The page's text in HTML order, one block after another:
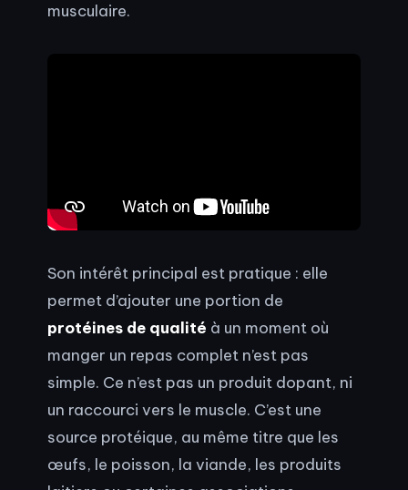
musculaire.
Son intérêt principal est pratique : elle
permet d’ajouter une portion de
protéines de qualité à un moment où
manger un repas complet n’est pas
simple. Ce n’est pas un produit dopant, ni
un raccourci vers le muscle. C’est une
source protéique, au même titre que les
œufs, le poisson, la viande, les produits